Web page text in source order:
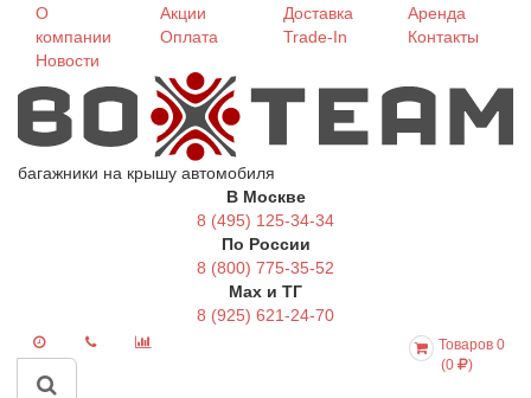
О
компании
Новости
Акции
Оплата
Доставка
Trade-In
Аренда
Контакты
багажники на крышу автомобиля
В Москве
8 (495) 125-34-34
По России
8 (800) 775-35-52
Max и ТГ
8 (925) 621-24-70
Товаров 0
(0
)